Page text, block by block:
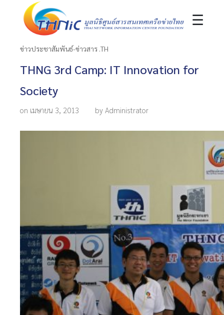
☰
ข่าวประชาสัมพันธ์-ข่าวสาร .TH
THNG 3rd Camp: IT Innovation for
Society
on เมษายน 3, 2013 by Administrator